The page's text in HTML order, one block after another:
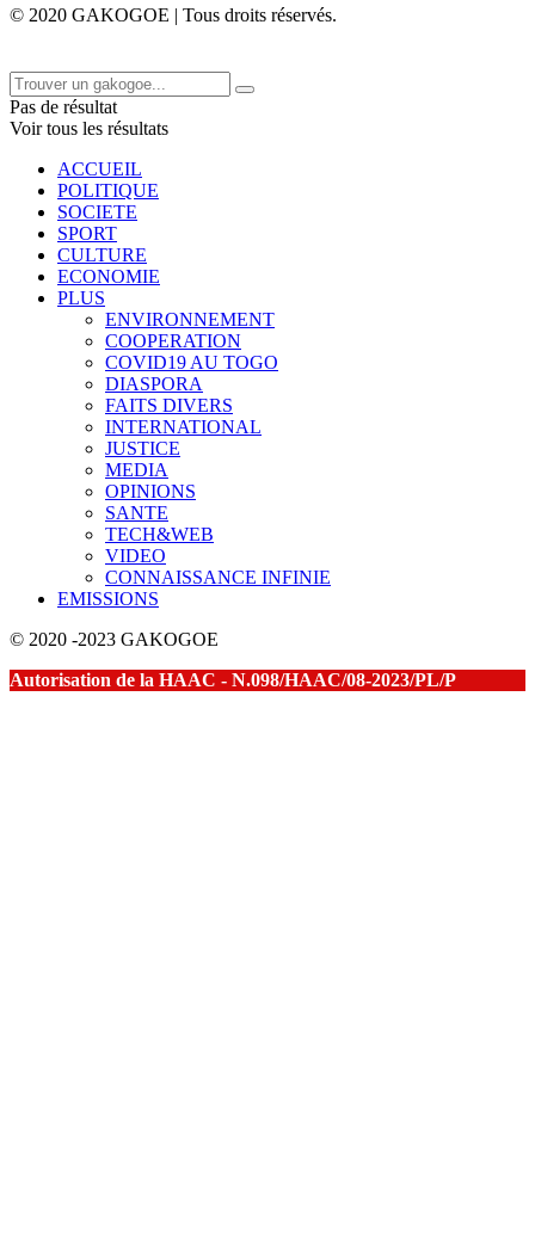
© 2020 GAKOGOE | Tous droits réservés.
Pas de résultat
Voir tous les résultats
ACCUEIL
POLITIQUE
SOCIETE
SPORT
CULTURE
ECONOMIE
PLUS
ENVIRONNEMENT
COOPERATION
COVID19 AU TOGO
DIASPORA
FAITS DIVERS
INTERNATIONAL
JUSTICE
MEDIA
OPINIONS
SANTE
TECH&WEB
VIDEO
CONNAISSANCE INFINIE
EMISSIONS
© 2020 -2023 GAKOGOE
Autorisation de la HAAC - N.098/HAAC/08-2023/PL/P